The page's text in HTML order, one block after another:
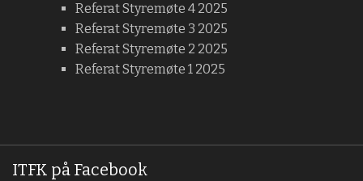
Referat Styremøte 4 2025
Referat Styremøte 3 2025
Referat Styremøte 2 2025
Referat Styremøte 1 2025
ITFK på Facebook